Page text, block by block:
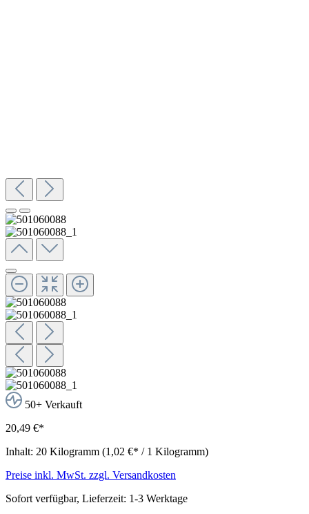
50+ Verkauft
20,49 €*
Inhalt: 20 Kilogramm (1,02 €* / 1 Kilogramm)
Preise inkl. MwSt. zzgl. Versandkosten
Sofort verfügbar, Lieferzeit: 1-3 Werktage